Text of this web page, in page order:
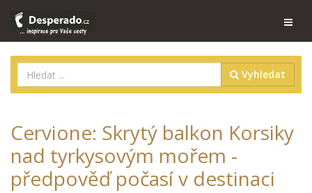
Vyhledat
Cervione: Skrytý balkon Korsiky
nad tyrkysovým mořem -
předpověď počasí v destinaci